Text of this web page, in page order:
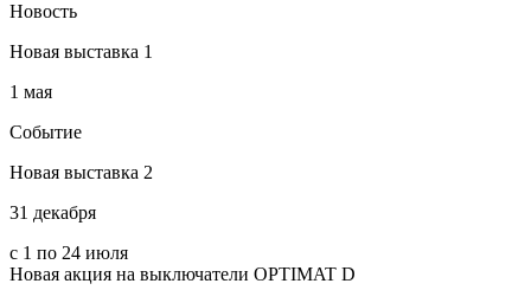
Новость
Новая выставка 1
1 мая
Событие
Новая выставка 2
31 декабря
с 1 по 24 июля
Новая акция на выключатели OPTIMAT D